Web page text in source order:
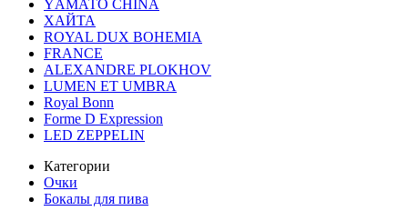
YАМАТО CHINA
ХАЙТА
ROYAL DUX BOHEMIA
FRANCE
ALEXANDRE PLOKHOV
LUMEN ET UMBRA
Royal Bonn
Forme D Expression
LED ZEPPELIN
Категории
Очки
Бокалы для пива